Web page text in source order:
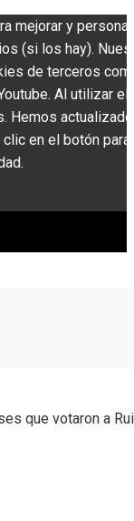
mejorar y
(si los hay).
de terceros
Al utilizar
Hemos actualizado
en el botón para
que votaron a